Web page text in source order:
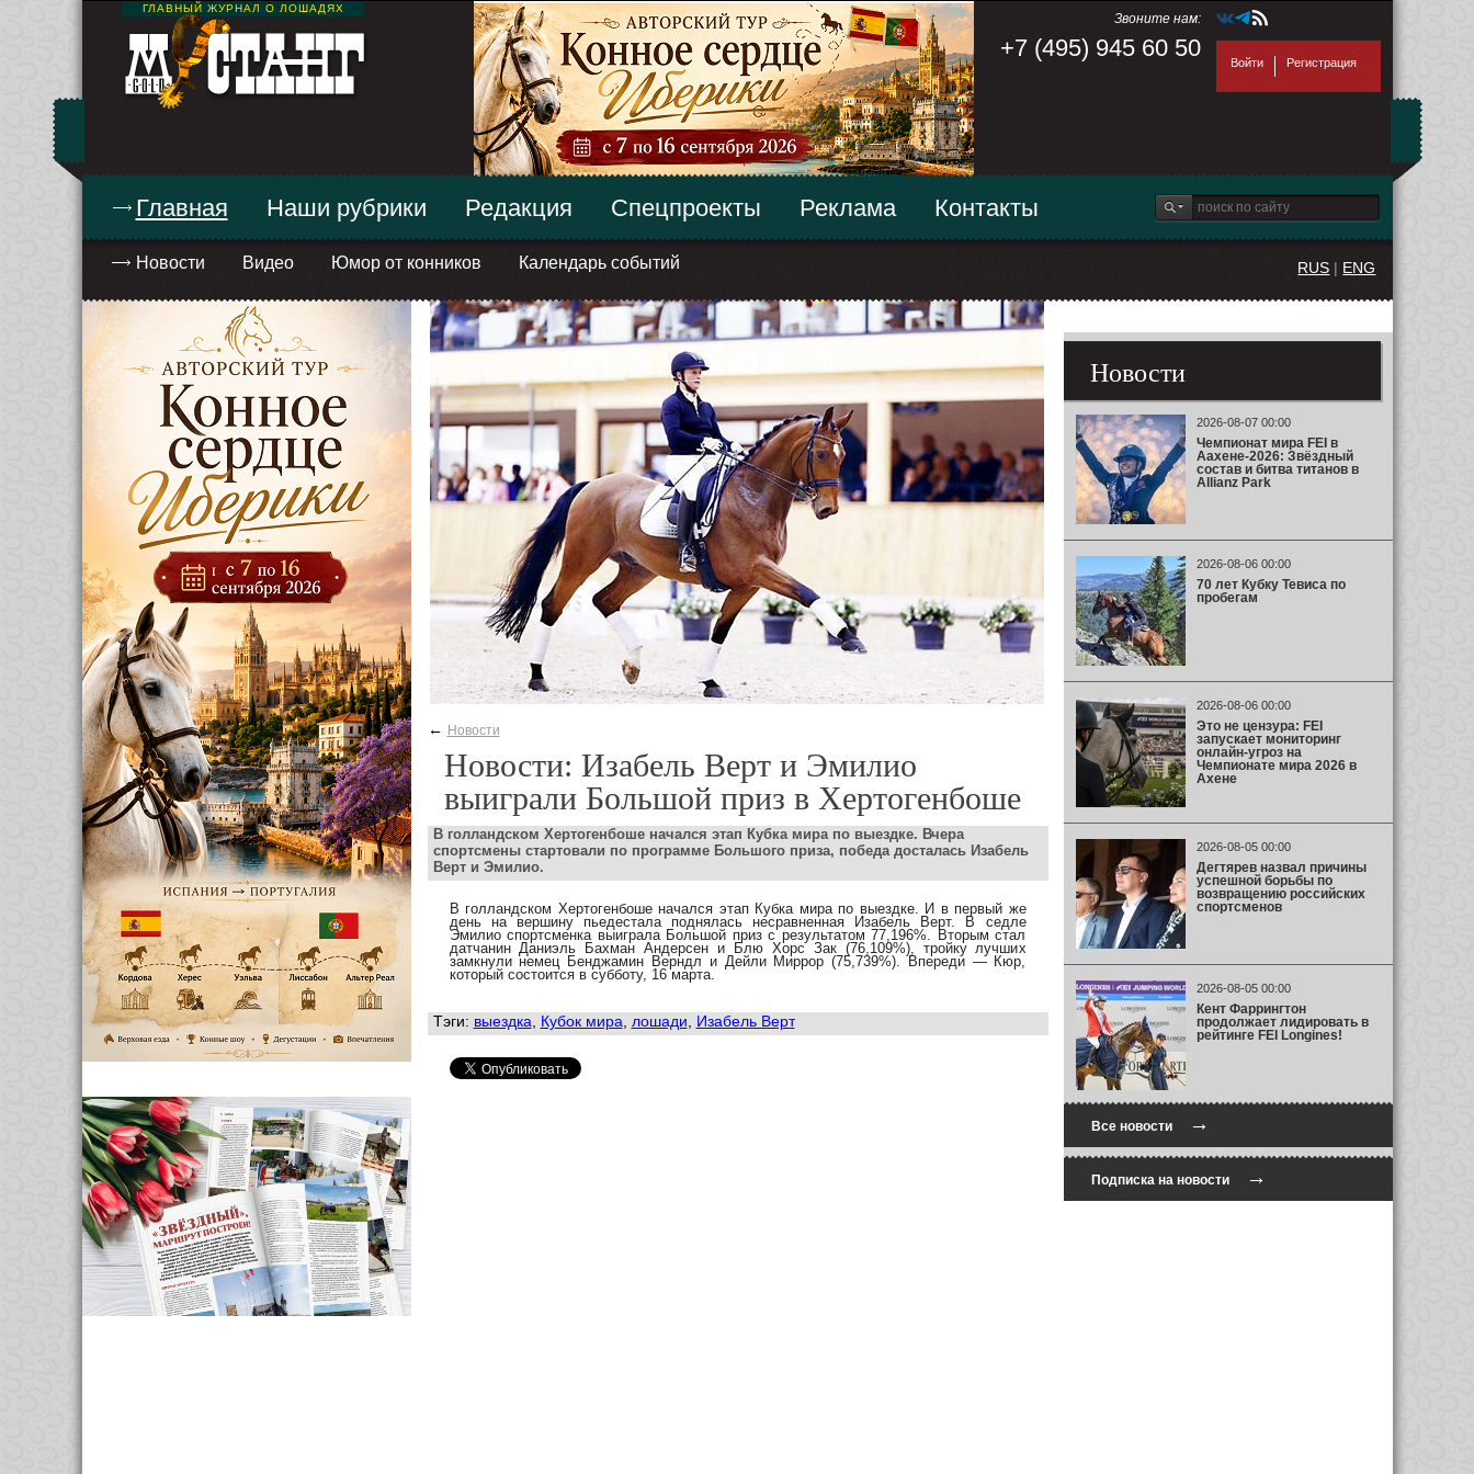
ГЛАВНЫЙ ЖУРНАЛ О ЛОШАДЯХ
Звоните нам:
+7 (495) 945 60 50
Войти Регистрация
Главная
Новости Видео Юмор от конников Календарь событий
Наши рубрики Редакция Спецпроекты Реклама Контакты
RUS | ENG
← Новости
Новости: Изабель Верт и Эмилио
выиграли Большой приз в Хертогенбоше
В голландском Хертогенбоше начался этап Кубка мира по выездке. Вчера
спортсмены стартовали по программе Большого приза, победа досталась Изабель
Верт и Эмилио.
В голландском Хертогенбоше начался этап Кубка мира по выездке. И в первый же
день на вершину пьедестала поднялась несравненная Изабель Верт. В седле
Эмилио спортсменка выиграла Большой приз с результатом 77,196%. Вторым стал
датчанин Даниэль Бахман Андерсен и Блю Хорс Зак (76,109%), тройку лучших
замкнули немец Бенджамин Верндл и Дейли Миррор (75,739%). Впереди — Кюр,
который состоится в субботу, 16 марта.
Тэги: выездка Кубок мира лошади Изабель Верт
Новости
2026-08-07 00:00
Чемпионат мира FEI в
Аахене-2026: Звёздный
состав и битва титанов в
Allianz Park
2026-08-06 00:00
70 лет Кубку Тевиса по
пробегам
2026-08-06 00:00
Это не цензура: FEI
запускает мониторинг
онлайн-угроз на
Чемпионате мира 2026 в
Ахене
2026-08-05 00:00
Дегтярев назвал причины
успешной борьбы по
возвращению российских
спортсменов
2026-08-05 00:00
Кент Фаррингтон
продолжает лидировать в
рейтинге FEI Longines!
Все новости→
Подписка на новости→